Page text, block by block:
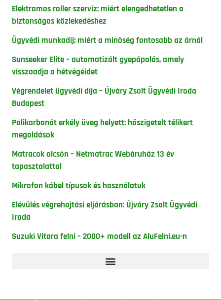
Elektromos roller szerviz: miért elengedhetetlen a
biztonságos közlekedéshez
Ügyvédi munkadíj: miért a minőség fontosabb az árnál
Sunseeker Elite – automatizált gyepápolás, amely
visszaadja a hétvégéidet
Végrendelet ügyvédi díja – Újváry Zsolt Ügyvédi Iroda
Budapest
Polikarbonát erkély üveg helyett: hőszigetelt télikert
megoldások
Matracok olcsón – Netmatrac Webáruház 13 év
tapasztalattal
Mikrofon kábel típusok és használatuk
Elévülés végrehajtási eljárásban: Újváry Zsolt Ügyvédi
Iroda
Suzuki Vitara felni – 2000+ modell az AluFelni.eu-n